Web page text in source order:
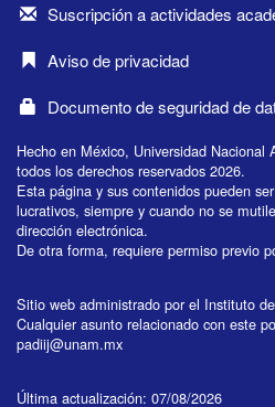
Suscripción a actividades
Aviso de privacidad
Documento de seguridad de
Hecho en México, Universidad Nacional
todos los derechos reservados 2026.
Esta página y sus contenidos pueden
lucrativos, siempre y cuando no se
dirección electrónica.
De otra forma, requiere permiso previo
Sitio web administrado por el Instituto
Cualquier asunto relacionado con este
padiij@unam.mx
Última actualización: 07/08/2026